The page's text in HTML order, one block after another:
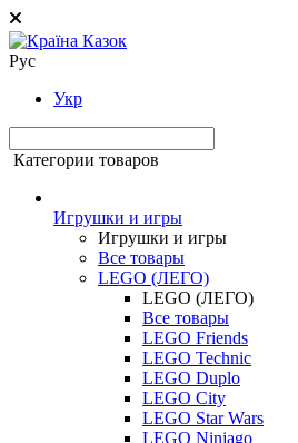
Рус
Укр
Категории товаров
Игрушки и игры
Игрушки и игры
Все товары
LEGO (ЛЕГО)
LEGO (ЛЕГО)
Все товары
LEGO Friends
LEGO Technic
LEGO Duplo
LEGO City
LEGO Star Wars
LEGO Ninjago